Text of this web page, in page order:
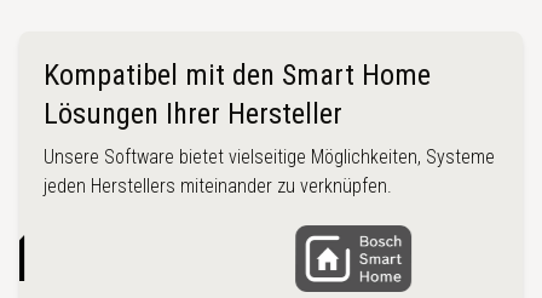
Kompatibel mit den Smart Home
Lösungen Ihrer Hersteller
Unsere Software bietet vielseitige Möglichkeiten, Systeme
jeden Herstellers miteinander zu verknüpfen.